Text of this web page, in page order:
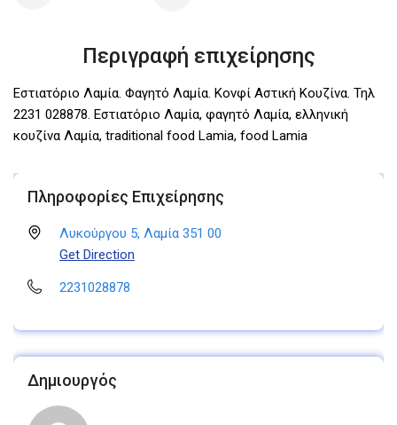
Περιγραφή επιχείρησης
Εστιατόριο Λαμία. Φαγητό Λαμία. Κονφί Αστική Κουζίνα. Τηλ
2231 028878. Εστιατόριο Λαμία, φαγητό Λαμία, ελληνική
κουζίνα Λαμία, traditional food Lamia, food Lamia
Πληροφορίες Επιχείρησης
Λυκούργου 5, Λαμία 351 00
Get Direction
2231028878
Δημιουργός